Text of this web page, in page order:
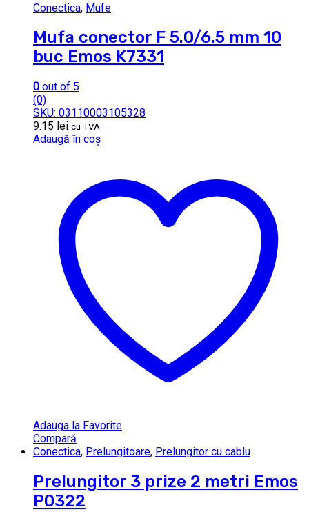
Conectica, Mufe
Mufa conector F 5.0/6.5 mm 10
buc Emos K7331
0 out of 5
(0)
SKU: 03110003105328
9.15 lei cu TVA
Adaugă în coș
Adauga la Favorite
Compară
Conectica, Prelungitoare, Prelungitor cu cablu
Prelungitor 3 prize 2 metri Emos
P0322